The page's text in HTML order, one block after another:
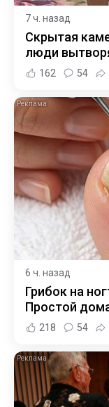
7 ч. назад
Скрытая
люди
162 54
6 ч. назад
Грибок на
Простой
218 54